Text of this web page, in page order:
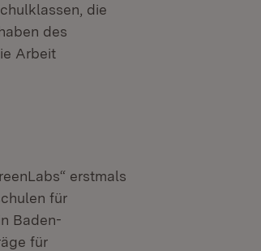
die
des
Arbeit
erstmals
für
Baden-
für